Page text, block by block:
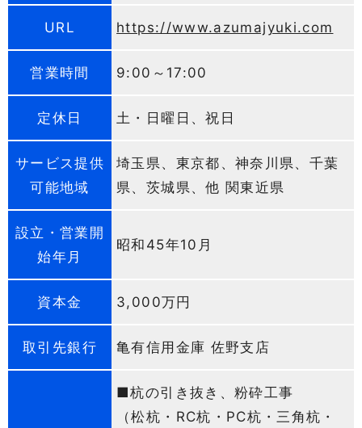
URL https://www.azumajyuki.com
営業時間 9:00～17:00
定休日 土・日曜日、祝日
サービス提供
可能地域
埼玉県、東京都、神奈川県、千葉
県、茨城県、他 関東近県
設立・営業開
始年月
昭和45年10月
資本金 3,000万円
取引先銀行 亀有信用金庫 佐野支店
■杭の引き抜き、粉砕工事
（松杭・RC杭・PC杭・三角杭・